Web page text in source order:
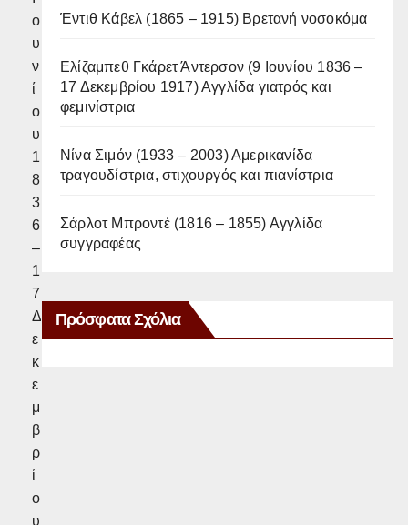
ο
υ
ν
ί
ο
υ
1
8
3
6
–
1
7
Δ
ε
κ
ε
μ
β
ρ
ί
ο
υ
Έντιθ Κάβελ (1865 – 1915) Βρετανή νοσοκόμα
Ελίζαμπεθ Γκάρετ Άντερσον (9 Ιουνίου 1836 –
17 Δεκεμβρίου 1917) Αγγλίδα γιατρός και
φεμινίστρια
Νίνα Σιμόν (1933 – 2003) Αμερικανίδα
τραγουδίστρια, στιχουργός και πιανίστρια
Σάρλοτ Μπροντέ (1816 – 1855) Αγγλίδα
συγγραφέας
Πρόσφατα Σχόλια